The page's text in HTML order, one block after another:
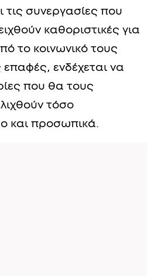
τις συνεργασίες που
καθοριστικές για
το κοινωνικό τους
επαφές, ενδέχεται να
που θα τους
τόσο
και προσωπικά.